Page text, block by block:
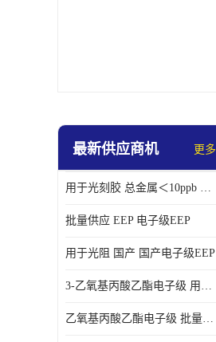
最新供应商机 更多
用于光刻胶 总金属＜10ppb 电子级EEP溶剂
批量供应 EEP 电子级EEP
用于光阻 国产 国产电子级EEP
3-乙氧基丙酸乙酯电子级 用于剥离液 国产
乙氧基丙酸乙酯电子级 批量供应 电子级